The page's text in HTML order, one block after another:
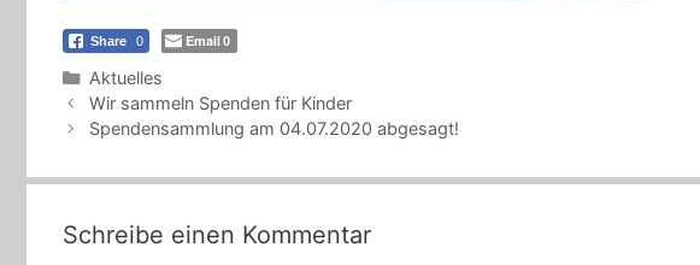
Share 0 Email0
Kategorien
Aktuelles
Wir sammeln Spenden für Kinder
Spendensammlung am 04.07.2020 abgesagt!
Schreibe einen Kommentar